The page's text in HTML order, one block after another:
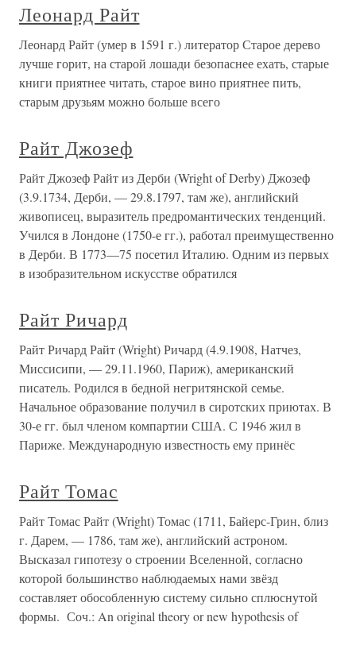
Леонард Райт
Леонард Райт (умер в 1591 г.) литератор Старое дерево
лучше горит, на старой лошади безопаснее ехать, старые
книги приятнее читать, старое вино приятнее пить,
старым друзьям можно больше всего
Райт Джозеф
Райт Джозеф Райт из Дерби (Wright of Derby) Джозеф
(3.9.1734, Дерби, — 29.8.1797, там же), английский
живописец, выразитель предромантических тенденций.
Учился в Лондоне (1750-е гг.), работал преимущественно
в Дерби. В 1773—75 посетил Италию. Одним из первых
в изобразительном искусстве обратился
Райт Ричард
Райт Ричард Райт (Wright) Ричард (4.9.1908, Натчез,
Миссисипи, — 29.11.1960, Париж), американский
писатель. Родился в бедной негритянской семье.
Начальное образование получил в сиротских приютах. В
30-е гг. был членом компартии США. С 1946 жил в
Париже. Международную известность ему принёс
Райт Томас
Райт Томас Райт (Wright) Томас (1711, Байерс-Грин, близ
г. Дарем, — 1786, там же), английский астроном.
Высказал гипотезу о строении Вселенной, согласно
которой большинство наблюдаемых нами звёзд
составляет обособленную систему сильно сплюснутой
формы. Соч.: An original theory or new hypothesis of